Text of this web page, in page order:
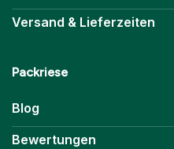
Versand & Lieferzeiten
Packriese
Blog
Bewertungen